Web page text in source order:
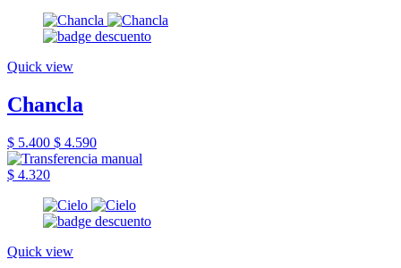
Quick view
Chancla
$ 5.400 $ 4.590
$ 4.320
Quick view